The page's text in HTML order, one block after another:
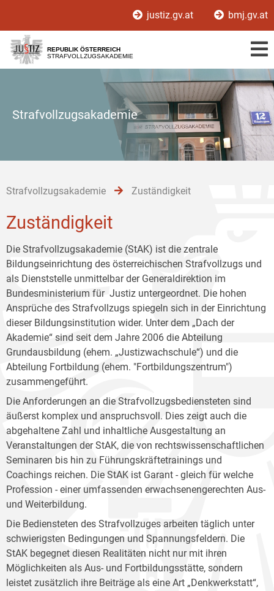
[1]
[2]
[3]
justiz.gv.at bmj.gv.at
REPUBLIK ÖSTERREICH
STRAFVOLLZUGSAKADEMIE
Strafvollzugsakademie
Strafvollzugsakademie Zuständigkeit
Zuständigkeit
Die Strafvollzugsakademie (StAK) ist die zentrale
Bildungseinrichtung des österreichischen Strafvollzugs und
als Dienststelle unmittelbar der Generaldirektion im
Bundesministerium für Justiz untergeordnet. Die hohen
Ansprüche des Strafvollzugs spiegeln sich in der Einrichtung
dieser Bildungsinstitution wider. Unter dem „Dach der
Akademie“ sind seit dem Jahre 2006 die Abteilung
Grundausbildung (ehem. „Justizwachschule“) und die
Abteilung Fortbildung (ehem. "Fortbildungszentrum")
zusammengeführt.
Die Anforderungen an die Strafvollzugsbediensteten sind
äußerst komplex und anspruchsvoll. Dies zeigt auch die
abgehaltene Zahl und inhaltliche Ausgestaltung an
Veranstaltungen der StAK, die von rechtswissenschaftlichen
Seminaren bis hin zu Führungskräftetrainings und
Coachings reichen. Die StAK ist Garant - gleich für welche
Profession - einer umfassenden erwachsenengerechten Aus-
und Weiterbildung.
Die Bediensteten des Strafvollzuges arbeiten täglich unter
schwierigsten Bedingungen und Spannungsfeldern. Die
StAK begegnet diesen Realitäten nicht nur mit ihren
Möglichkeiten als Aus- und Fortbildungsstätte, sondern
leistet zusätzlich ihre Beiträge als eine Art „Denkwerkstatt“,